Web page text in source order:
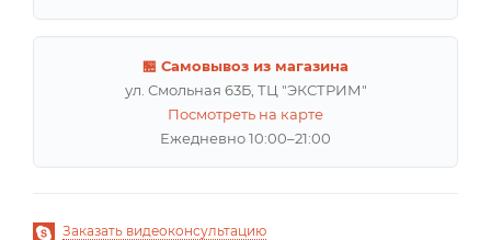
🏪 Самовывоз из магазина
ул. Смольная 63Б, ТЦ "ЭКСТРИМ"
Посмотреть на карте
Ежедневно 10:00–21:00
Заказать видеоконсультацию